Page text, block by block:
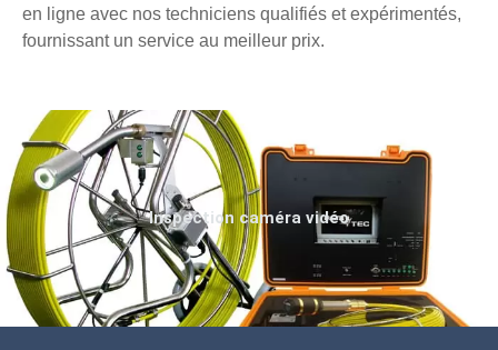
en ligne avec nos techniciens qualifiés et expérimentés,
fournissant un service au meilleur prix.
Inspection caméra vidéo